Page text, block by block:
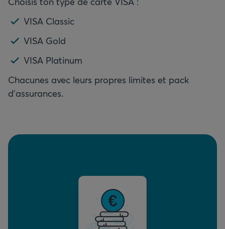
VISA Classic
VISA Gold
VISA Platinum
Chacunes avec leurs propres limites et pack
d'assurances.